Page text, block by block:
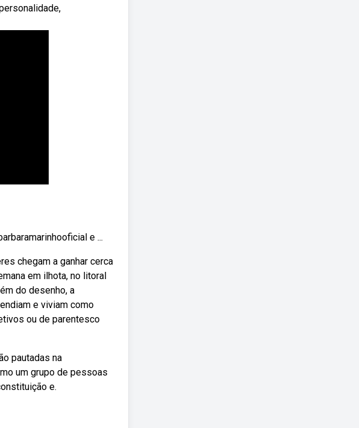
e ...
chegam a ganhar cerca
em ilhota, no litoral
do desenho, a
e viviam como
ou de parentesco
pautadas na
um grupo de pessoas
e.